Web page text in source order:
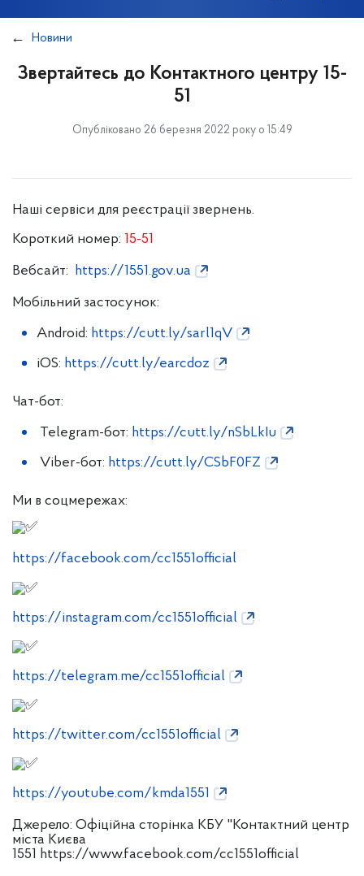
Новини
Звертайтесь до Контактного центру 15-
51
Опубліковано 26 березня 2022 року о 15:49
Наші сервіси для реєстрації звернень.
Короткий номер: 15-51
Вебсайт: https://1551.gov.ua
Мобільний застосунок:
Android: https://cutt.ly/sarl1qV
iOS: https://cutt.ly/earcdoz
Чат-бот:
Telegram-бот: https://cutt.ly/nSbLkIu
Viber-бот: https://cutt.ly/CSbF0FZ
Ми в соцмережах:
https://facebook.com/cc1551official
https://instagram.com/cc1551official
https://telegram.me/cc1551official
https://twitter.com/cc1551official
https://youtube.com/kmda1551
Джерело: Офіційна сторінка КБУ "Контактний центр
міста Києва
1551 https://www.facebook.com/cc1551official